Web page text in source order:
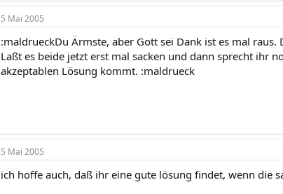
5 Mai 2005
:maldrueckDu Ärmste, aber Gott sei Dank ist es mal raus.
Laßt es beide jetzt erst mal sacken und dann sprecht ihr
akzeptablen Lösung kommt. :maldrueck
5 Mai 2005
ich hoffe auch, daß ihr eine gute lösung findet, wenn die